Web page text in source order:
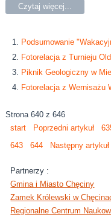
Czytaj więcej...
Podsumowanie
Fotorelacja z Turnieju
Piknik Geologiczny w
Fotorelacja z Wernisażu
Strona 640 z 646
start
Poprzedni artykuł
643
644 Następny artykuł
Partnerzy :
Gmina i Miasto Chęciny
Zamek Królewski w
Regionalne Centrum